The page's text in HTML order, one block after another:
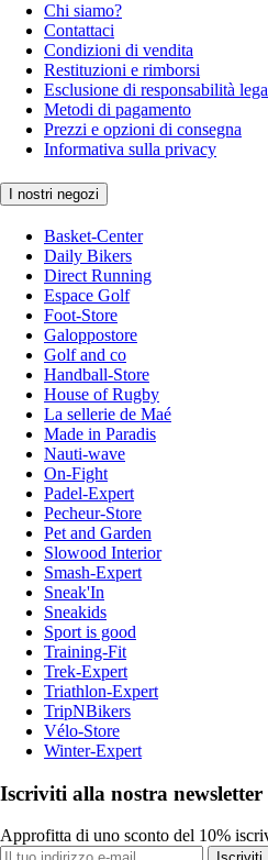
Chi siamo?
Contattaci
Condizioni di vendita
Restituzioni e rimborsi
Esclusione di responsabilità
Metodi di pagamento
Prezzi e opzioni di consegna
Informativa sulla privacy
I nostri negozi
Basket-Center
Daily Bikers
Direct Running
Espace Golf
Foot-Store
Galoppostore
Golf and co
Handball-Store
House of Rugby
La sellerie de Maé
Made in Paradis
Nauti-wave
On-Fight
Padel-Expert
Pecheur-Store
Pet and Garden
Slowood Interior
Smash-Expert
Sneak'In
Sneakids
Sport is good
Training-Fit
Trek-Expert
Triathlon-Expert
TripNBikers
Vélo-Store
Winter-Expert
Iscriviti alla nostra newsletter
Approfitta di uno sconto del 10%